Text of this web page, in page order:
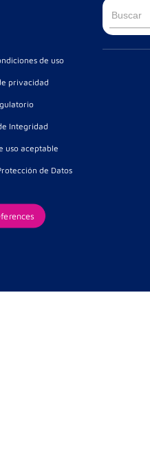
de uso
privacidad
Integridad
uso aceptable
de Datos